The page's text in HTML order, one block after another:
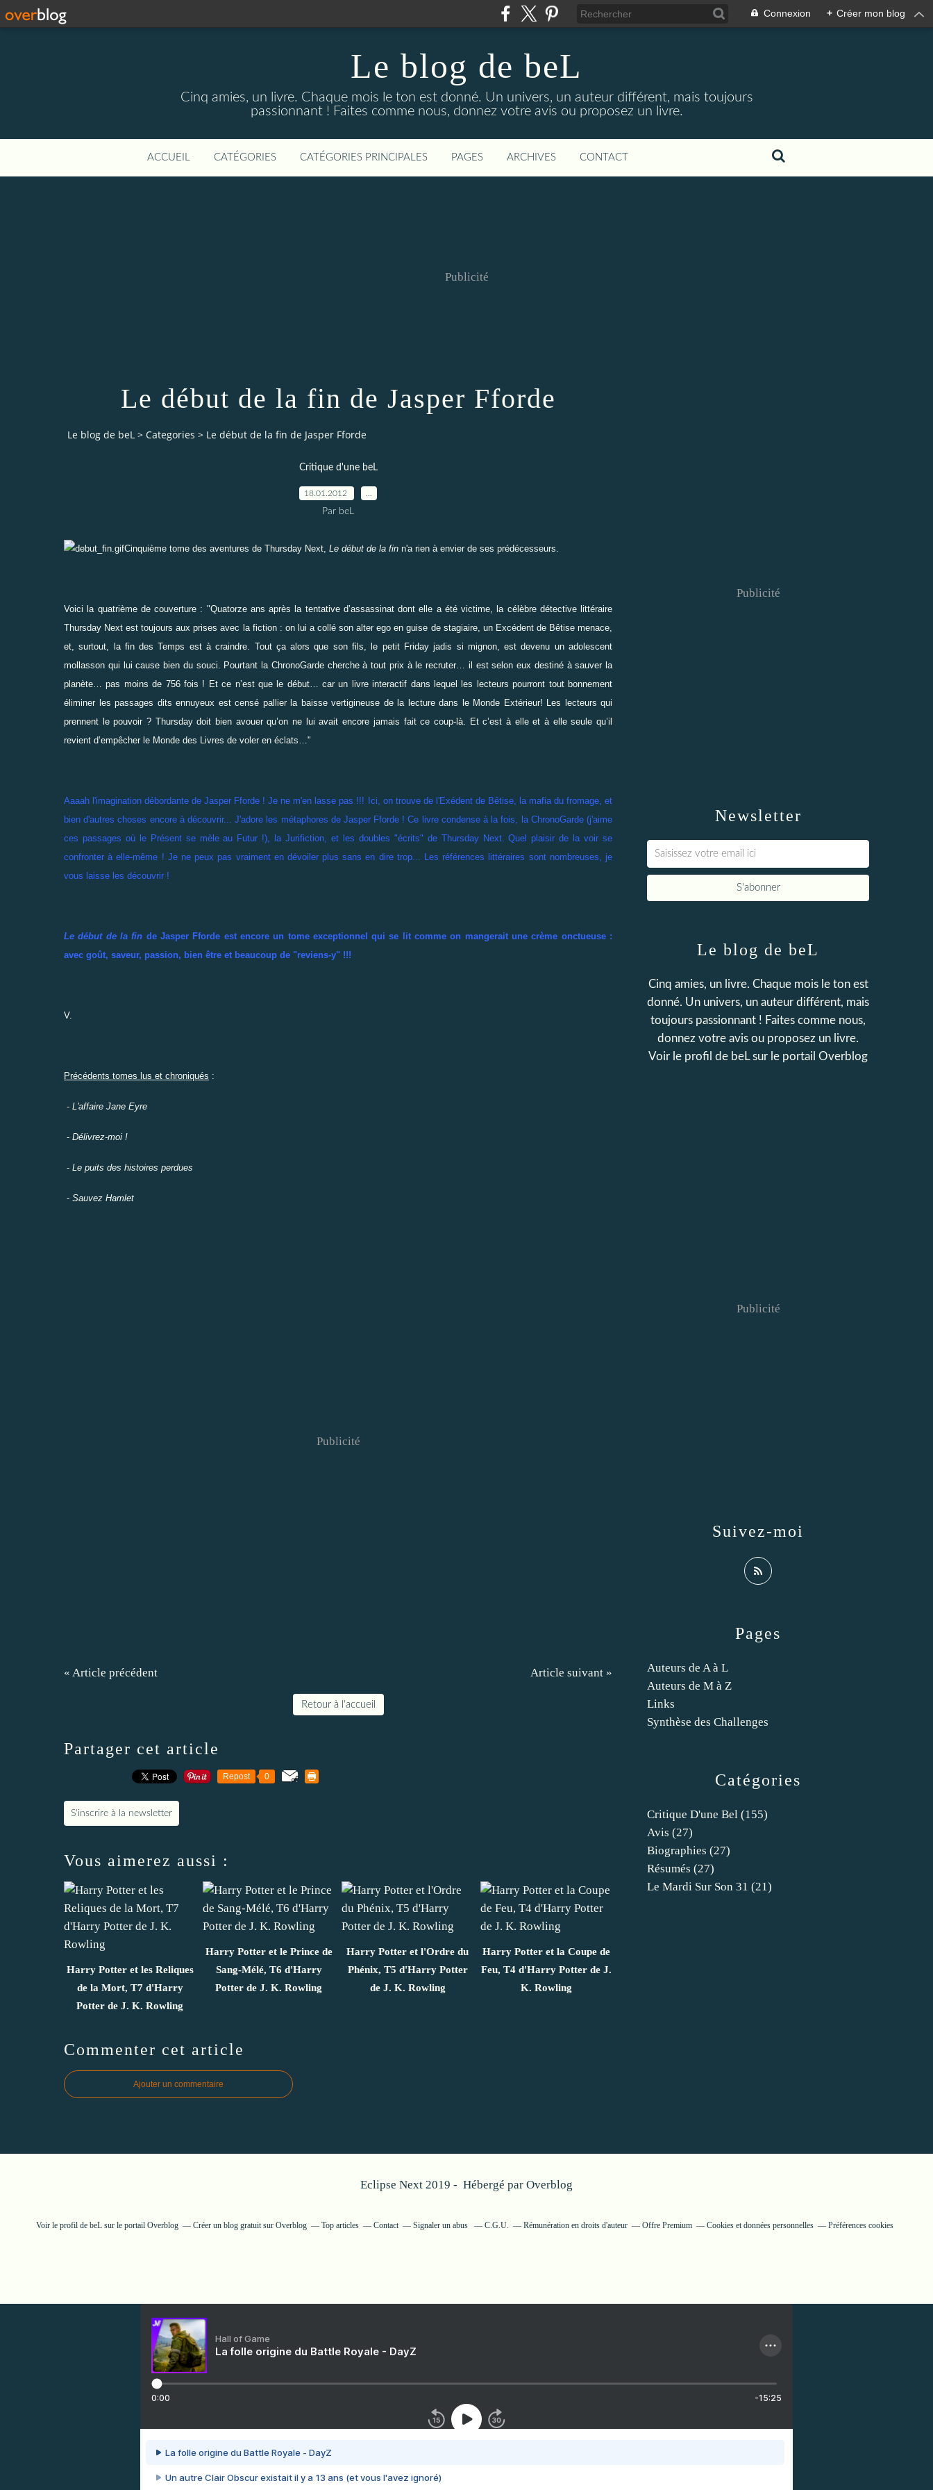
Connexion + Créer mon blog
Le blog de beL
Cinq amies, un livre. Chaque mois le ton est donné. Un univers, un auteur différent, mais toujours
passionnant ! Faites comme nous, donnez votre avis ou proposez un livre.
ACCUEIL CATÉGORIES CATÉGORIES PRINCIPALES PAGES ARCHIVES CONTACT
Publicité
Le début de la fin de Jasper Fforde
Le blog de beL > Categories > Le début de la fin de Jasper Fforde
Critique d'une beL
18.01.2012
Par beL
Cinquième tome des aventures de Thursday Next, Le début de la fin n'a rien à envier de ses prédécesseurs.
Voici la quatrième de couverture : "Quatorze ans après la tentative d’assassinat dont elle a été victime, la célèbre détective littéraire
Thursday Next est toujours aux prises avec la fiction : on lui a collé son alter ego en guise de stagiaire, un Excédent de Bêtise menace,
et, surtout, la fin des Temps est à craindre. Tout ça alors que son fils, le petit Friday jadis si mignon, est devenu un adolescent
mollasson qui lui cause bien du souci. Pourtant la ChronoGarde cherche à tout prix à le recruter… il est selon eux destiné à sauver la
planète… pas moins de 756 fois ! Et ce n’est que le début… car un livre interactif dans lequel les lecteurs pourront tout bonnement
éliminer les passages dits ennuyeux est censé pallier la baisse vertigineuse de la lecture dans le Monde Extérieur! Les lecteurs qui
prennent le pouvoir ? Thursday doit bien avouer qu’on ne lui avait encore jamais fait ce coup-là. Et c’est à elle et à elle seule qu’il
revient d’empêcher le Monde des Livres de voler en éclats…"
Aaaah l'imagination débordante de Jasper Fforde ! Je ne m'en lasse pas !!! Ici, on trouve de l'Exédent de Bêtise, la mafia du fromage, et
bien d'autres choses encore à découvrir... J'adore les métaphores de Jasper Fforde ! Ce livre condense à la fois, la ChronoGarde (j'aime
ces passages où le Présent se mèle au Futur !), la Jurifiction, et les doubles "écrits" de Thursday Next. Quel plaisir de la voir se
confronter à elle-même ! Je ne peux pas vraiment en dévoiler plus sans en dire trop... Les références littéraires sont nombreuses, je
vous laisse les découvrir !
Le début de la fin de Jasper Fforde est encore un tome exceptionnel qui se lit comme on mangerait une crème onctueuse :
avec goût, saveur, passion, bien être et beaucoup de "reviens-y" !!!
V.
Précédents tomes lus et chroniqués :
- L'affaire Jane Eyre
- Délivrez-moi !
- Le puits des histoires perdues
- Sauvez Hamlet
Publicité
« Article précédent Article suivant »
Retour à l'accueil
Partager cet article
Repost 0
S'inscrire à la newsletter
Vous aimerez aussi :
Harry Potter et les Reliques
de la Mort, T7 d'Harry
Potter de J. K. Rowling
Harry Potter et le Prince de
Sang-Mélé, T6 d'Harry
Potter de J. K. Rowling
Harry Potter et l'Ordre du
Phénix, T5 d'Harry Potter
de J. K. Rowling
Harry Potter et la Coupe de
Feu, T4 d'Harry Potter de J.
K. Rowling
Commenter cet article
Ajouter un commentaire
Newsletter
Publicité
Catégories
Critique D'une Bel (155)
Avis (27)
Biographies (27)
Résumés (27)
Le Mardi Sur Son 31 (21)
Pages
Auteurs de A à L
Auteurs de M à Z
Links
Synthèse des Challenges
Le blog de beL
Cinq amies, un livre. Chaque mois le ton est
donné. Un univers, un auteur différent, mais
toujours passionnant ! Faites comme nous,
donnez votre avis ou proposez un livre.
Voir le profil de beLsur le portail Overblog
Suivez-moi
Publicité
Eclipse Next 2019 - Hébergé par Overblog
Voir le profil de beLsur le portail Overblog Créer un blog gratuit sur Overblog Top articles Contact Signaler un abus C.G.U. Rémunération en droits d'auteur Offre Premium Cookies et données personnelles Préférences cookies
Hall of Game
La folle origine du Battle Royale - DayZ
0:00 -15:25
La folle origine du Battle Royale - DayZ
Un autre Clair Obscur existait il y a 13 ans (et vous l'avez ignoré)